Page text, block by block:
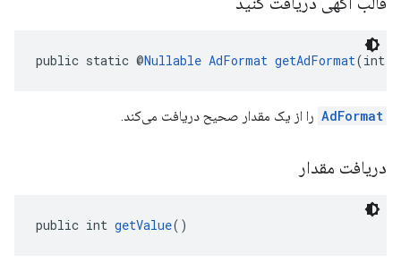
public static @Nullable AdFormat getAdFormat(int
AdFormat را از یک مقدار صحیح دریافت می‌کند.
دریافت مقدار
public int getValue()